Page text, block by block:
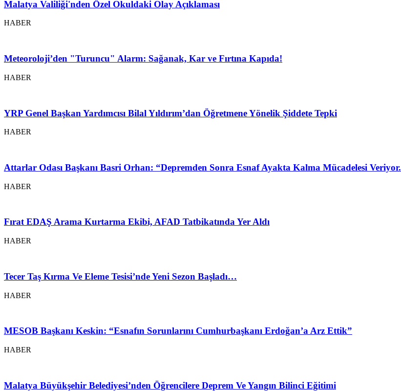
Malatya Valiliği'nden Özel Okuldaki Olay Açıklaması
HABER
Meteoroloji’den "Turuncu" Alarm: Sağanak, Kar ve Fırtına Kapıda!
HABER
YRP Genel Başkan Yardımcısı Bilal Yıldırım’dan Öğretmene Yönelik Şiddete Tepki
HABER
Attarlar Odası Başkanı Basri Orhan: “Depremden Sonra Esnaf Ayakta Kalma Mücadelesi Veriyor.
HABER
Fırat EDAŞ Arama Kurtarma Ekibi, AFAD Tatbikatında Yer Aldı
HABER
Tecer Taş Kırma Ve Eleme Tesisi’nde Yeni Sezon Başladı…
HABER
MESOB Başkanı Keskin: “Esnafın Sorunlarını Cumhurbaşkanı Erdoğan’a Arz Ettik”
HABER
Malatya Büyükşehir Belediyesi’nden Öğrencilere Deprem Ve Yangın Bilinci Eğitimi